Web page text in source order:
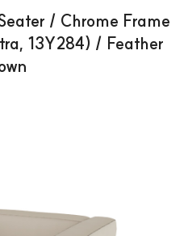
/ Chrome Frame
13Y284) / Feather